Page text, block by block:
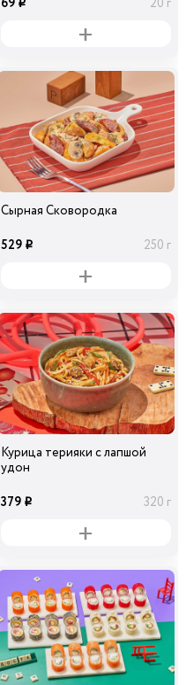
i
Сырная Сковородка
529 i 250 г
Курица терияки с лапшой
удон
379 i 320 г